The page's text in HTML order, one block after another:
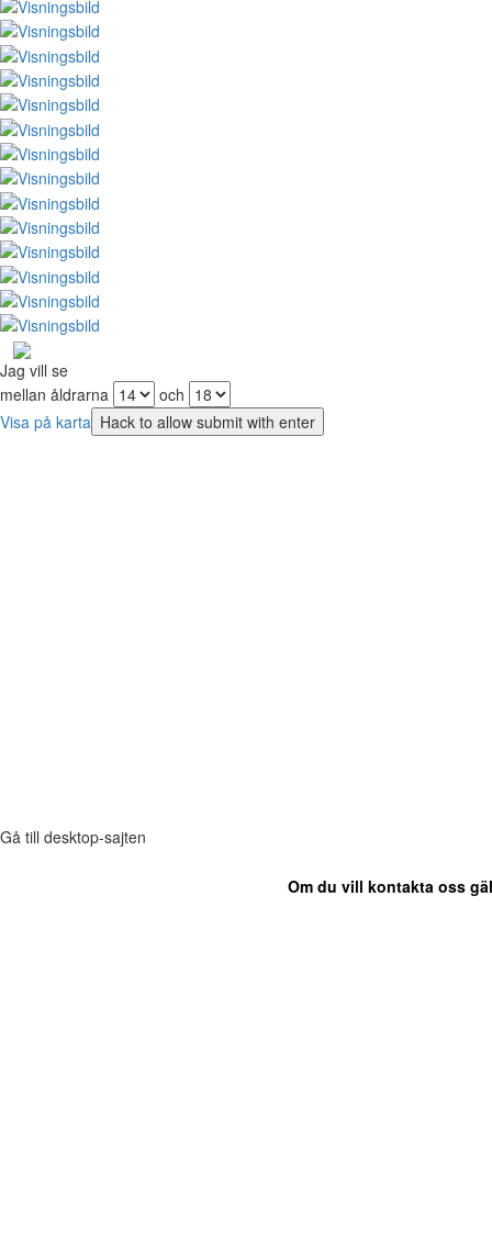
Jag vill se
mellan åldrarna
och
Visa på karta
Gå till desktop-sajten
Om du vill kontakta oss